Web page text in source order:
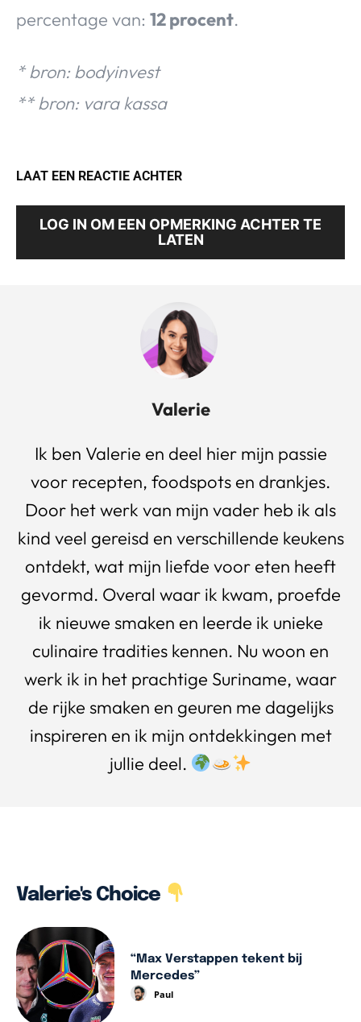
percentage van: 12 procent.
* bron: bodyinvest
** bron: vara kassa
LAAT EEN REACTIE ACHTER
LOG IN OM EEN OPMERKING ACHTER TE
LATEN
Valerie
Ik ben Valerie en deel hier mijn passie
voor recepten, foodspots en drankjes.
Door het werk van mijn vader heb ik als
kind veel gereisd en verschillende keukens
ontdekt, wat mijn liefde voor eten heeft
gevormd. Overal waar ik kwam, proefde
ik nieuwe smaken en leerde ik unieke
culinaire tradities kennen. Nu woon en
werk ik in het prachtige Suriname, waar
de rijke smaken en geuren me dagelijks
inspireren en ik mijn ontdekkingen met
jullie deel.
Valerie's Choice
“Max Verstappen tekent bij
Mercedes”
Paul